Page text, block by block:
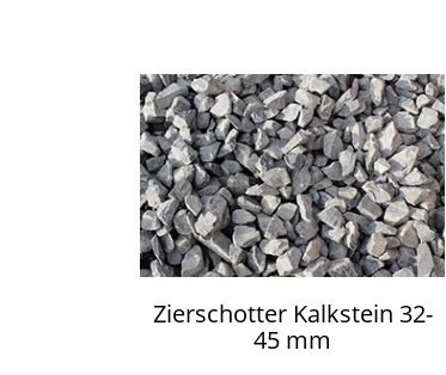
Zierschotter Kalkstein 32-
45 mm